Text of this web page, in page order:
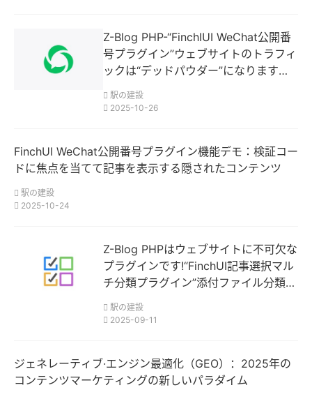
Z-Blog PHP-“FinchIUI WeChat公開番
号プラグイン”ウェブサイトのトラフィ
ックは“デッドパウダー”になります
か？このツールはファンを維持し、高
いコンバージョンをもたらします!
駅の建設
2025-10-26
FinchUI WeChat公開番号プラグイン機能デモ：検証コー
ドに焦点を当てて記事を表示する隠されたコンテンツ
駅の建設
2025-10-24
Z-Blog PHPはウェブサイトに不可欠な
プラグインです!“FinchUI記事選択マル
チ分類プラグイン”添付ファイル分類セ
レクタ
駅の建設
2025-09-11
ジェネレーティブ·エンジン最適化（GEO）：2025年の
コンテンツマーケティングの新しいパラダイム